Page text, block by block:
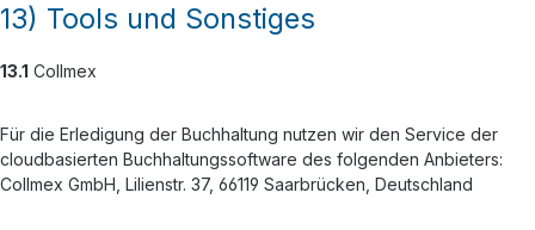
13) Tools und Sonstiges
13.1 Collmex
Für die Erledigung der Buchhaltung nutzen wir den Service der
cloudbasierten Buchhaltungssoftware des folgenden Anbieters:
Collmex GmbH, Lilienstr. 37, 66119 Saarbrücken, Deutschland